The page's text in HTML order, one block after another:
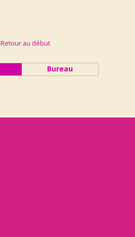
Retour au début
Bureau